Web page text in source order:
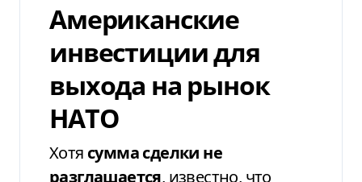
Американские
инвестиции для
выхода на рынок
НАТО
Хотя сумма сделки не
разглашается, известно, что